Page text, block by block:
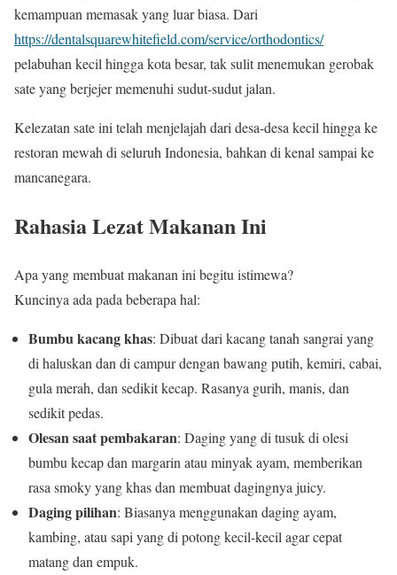
kemampuan memasak yang luar biasa. Dari
https://dentalsquarewhitefield.com/service/orthodontics/
pelabuhan kecil hingga kota besar, tak sulit menemukan gerobak
sate yang berjejer memenuhi sudut-sudut jalan.
Kelezatan sate ini telah menjelajah dari desa-desa kecil hingga ke
restoran mewah di seluruh Indonesia, bahkan di kenal sampai ke
mancanegara.
Rahasia Lezat Makanan Ini
Apa yang membuat makanan ini begitu istimewa?
Kuncinya ada pada beberapa hal:
Bumbu kacang khas: Dibuat dari kacang tanah sangrai yang
di haluskan dan di campur dengan bawang putih, kemiri, cabai,
gula merah, dan sedikit kecap. Rasanya gurih, manis, dan
sedikit pedas.
Olesan saat pembakaran: Daging yang di tusuk di olesi
bumbu kecap dan margarin atau minyak ayam, memberikan
rasa smoky yang khas dan membuat dagingnya juicy.
Daging pilihan: Biasanya menggunakan daging ayam,
kambing, atau sapi yang di potong kecil-kecil agar cepat
matang dan empuk.